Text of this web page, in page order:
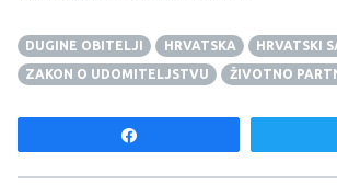
DUGINE OBITELJI HRVATSKA
HRVATSKI
ZAKON O UDOMITELJSTVU
ŽIVOTNO